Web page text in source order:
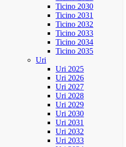
Ticino 2030
Ticino 2031
Ticino 2032
Ticino 2033
Ticino 2034
Ticino 2035
Uri
Uri 2025
Uri 2026
Uri 2027
Uri 2028
Uri 2029
Uri 2030
Uri 2031
Uri 2032
Uri 2033